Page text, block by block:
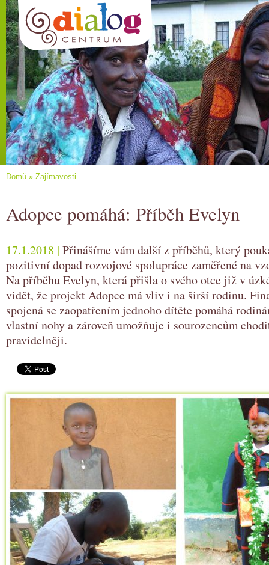
Domů » Zajímavosti
Adopce pomáhá: Příběh Evelyn
17.1.2018 | Přinášíme vám další z příběhů, který
pozitivní dopad rozvojové spolupráce zaměřené na
Na příběhu Evelyn, která přišla o svého otce již v
vidět, že projekt Adopce má vliv i na širší rodinu.
spojená se zaopatřením jednoho dítěte pomáhá
vlastní nohy a zároveň umožňuje i sourozencům
pravidelněji.